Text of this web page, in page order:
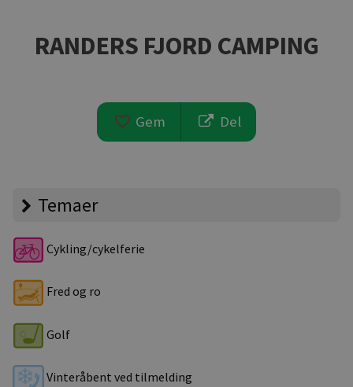
RANDERS FJORD CAMPING
Gem Del
Temaer
Cykling/cykelferie
Fred og ro
Golf
Vinteråbent ved tilmelding